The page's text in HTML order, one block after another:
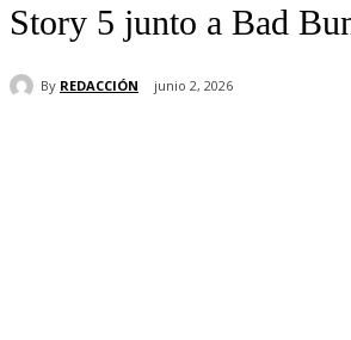
Story 5 junto a Bad
By REDACCIÓN junio 2, 2026